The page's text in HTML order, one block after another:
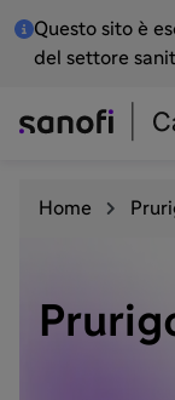
Questo sito è
del settore
Home